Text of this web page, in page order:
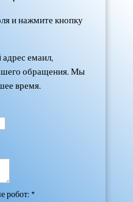
и нажмите кнопку
емаил,
обращения. Мы
время.
робот: *